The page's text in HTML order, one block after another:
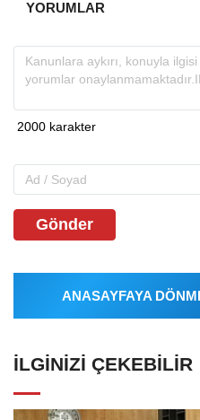
YORUMLAR
Gönder
ANASAYFAYA
İLGINIZI ÇEKEBILIR